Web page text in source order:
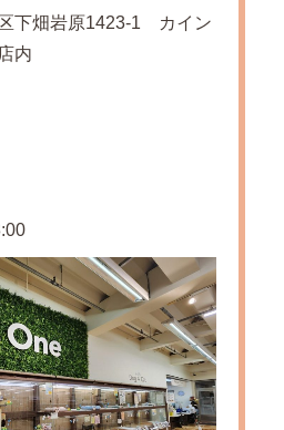
下畑岩原1423-1 カイン
内